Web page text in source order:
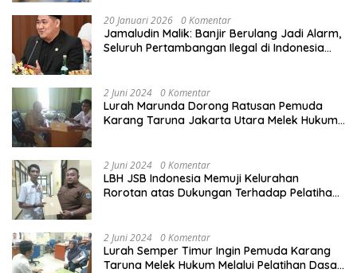
20 Januari 2026 0 Komentar
Jamaludin Malik: Banjir Berulang Jadi Alarm,
Seluruh Pertambangan Ilegal di Indonesia
2 Juni 2024 0 Komentar
Lurah Marunda Dorong Ratusan Pemuda
Karang Taruna Jakarta Utara Melek Hukum
2 Juni 2024 0 Komentar
LBH JSB Indonesia Memuji Kelurahan
Rorotan atas Dukungan Terhadap Pelatihan
2 Juni 2024 0 Komentar
Lurah Semper Timur Ingin Pemuda Karang
Taruna Melek Hukum Melalui Pelatihan Dasar